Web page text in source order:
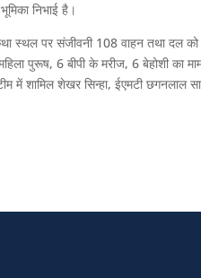
निभाई है।
स्थल पर संजीवनी 108 वाहन तथा दल
पुरूष, 6 बीपी के मरीज, 6 बेहोशी का
में शामिल शेखर सिन्हा, ईएमटी छगनलाल